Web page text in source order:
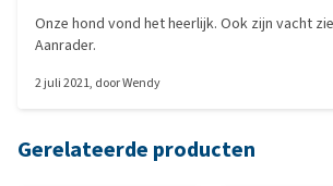
Onze hond vond het heerlijk. Ook zijn vacht
Aanrader.
2 juli 2021, doorWendy
Gerelateerde producten